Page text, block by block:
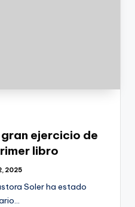
ejercicio de
libro
2025
Soler ha estado